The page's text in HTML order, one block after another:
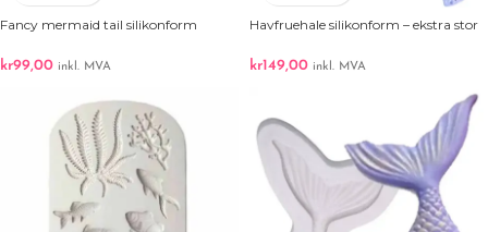
Fancy mermaid tail silikonform
kr99,00 inkl. MVA
Havfruehale silikonform – ekstra stor
kr149,00 inkl. MVA